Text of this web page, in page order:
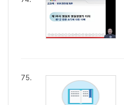
75.